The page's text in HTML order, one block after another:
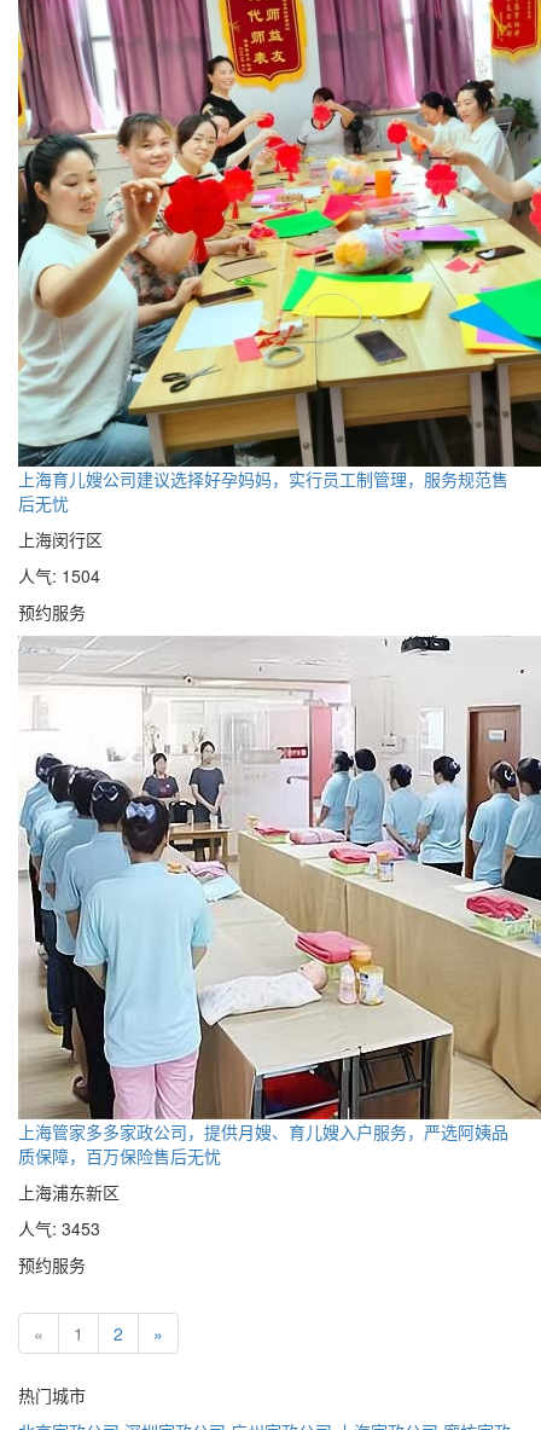
上海育儿嫂公司建议选择好孕妈妈，实行员工制管理，服务规范售
后无忧
上海闵行区
人气: 1504
预约服务
上海管家多多家政公司，提供月嫂、育儿嫂入户服务，严选阿姨品
质保障，百万保险售后无忧
上海浦东新区
人气: 3453
预约服务
« 1 2 »
热门城市